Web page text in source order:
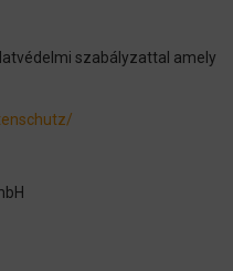
szabályzattal amely